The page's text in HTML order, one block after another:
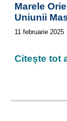
Marele
Uniunii
11 februarie 2025
Citește tot